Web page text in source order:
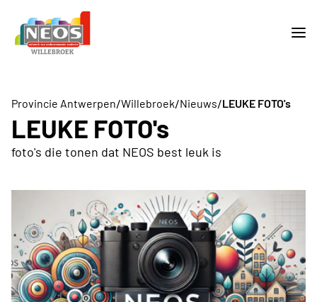
Provincie Antwerpen/Willebroek/Nieuws/LEUKE FOTO's
LEUKE FOTO's
foto's die tonen dat NEOS best leuk is